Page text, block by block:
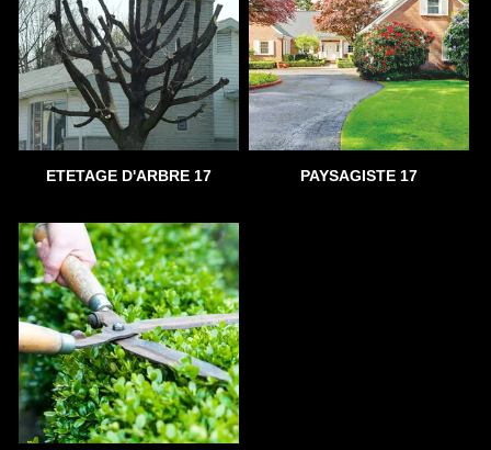
ETETAGE D'ARBRE 17 PAYSAGISTE 17